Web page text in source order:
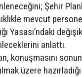
Şehir
mevcut
Yasası’ndaki
anlattı.
konuşmasını
üzere